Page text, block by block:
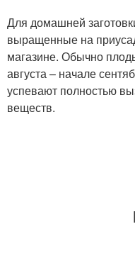
Для домашней
выращенные на
магазине. Обычно
августа – начале
успевают полностью
веществ.